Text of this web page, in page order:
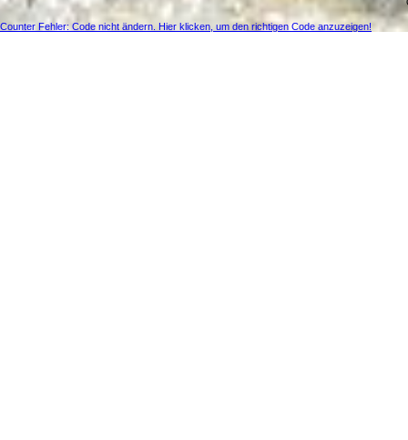
Counter Fehler: Code nicht ändern. Hier klicken, um den richtigen Code anzuzeigen!